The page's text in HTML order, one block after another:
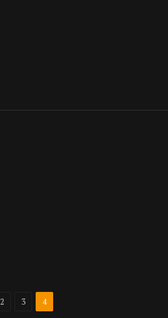
2 3 4